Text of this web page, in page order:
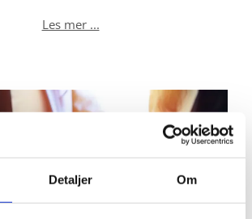
Detaljer Om
Les mer ...